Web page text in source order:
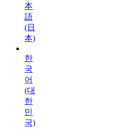
本
語
(日
本)
한
국
어
(대
한
민
국)